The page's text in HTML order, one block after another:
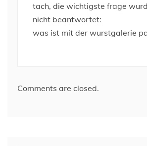
tach, die wichtigste frage
nicht beantwortet:
was ist mit der wurstgalerie
Comments are closed.